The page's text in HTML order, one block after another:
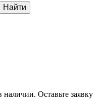
наличии. Оставьте заявку